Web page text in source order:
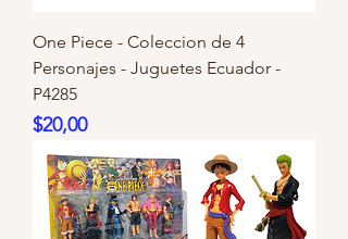
One Piece - Coleccion de 4
Personajes - Juguetes Ecuador -
P4285
Precio
$20,00